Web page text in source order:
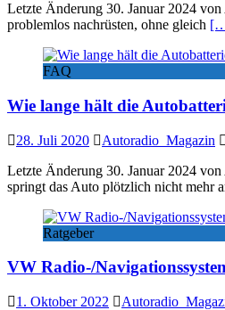
Letzte Änderung 30. Januar 2024
problemlos nachrüsten, ohne gleich
FAQ
Wie lange hält die
28. Juli 2020 Autoradio_Magazin
Letzte Änderung 30. Januar 2024
springt das Auto plötzlich nicht mehr
Ratgeber
VW Radio-/
1. Oktober 2022